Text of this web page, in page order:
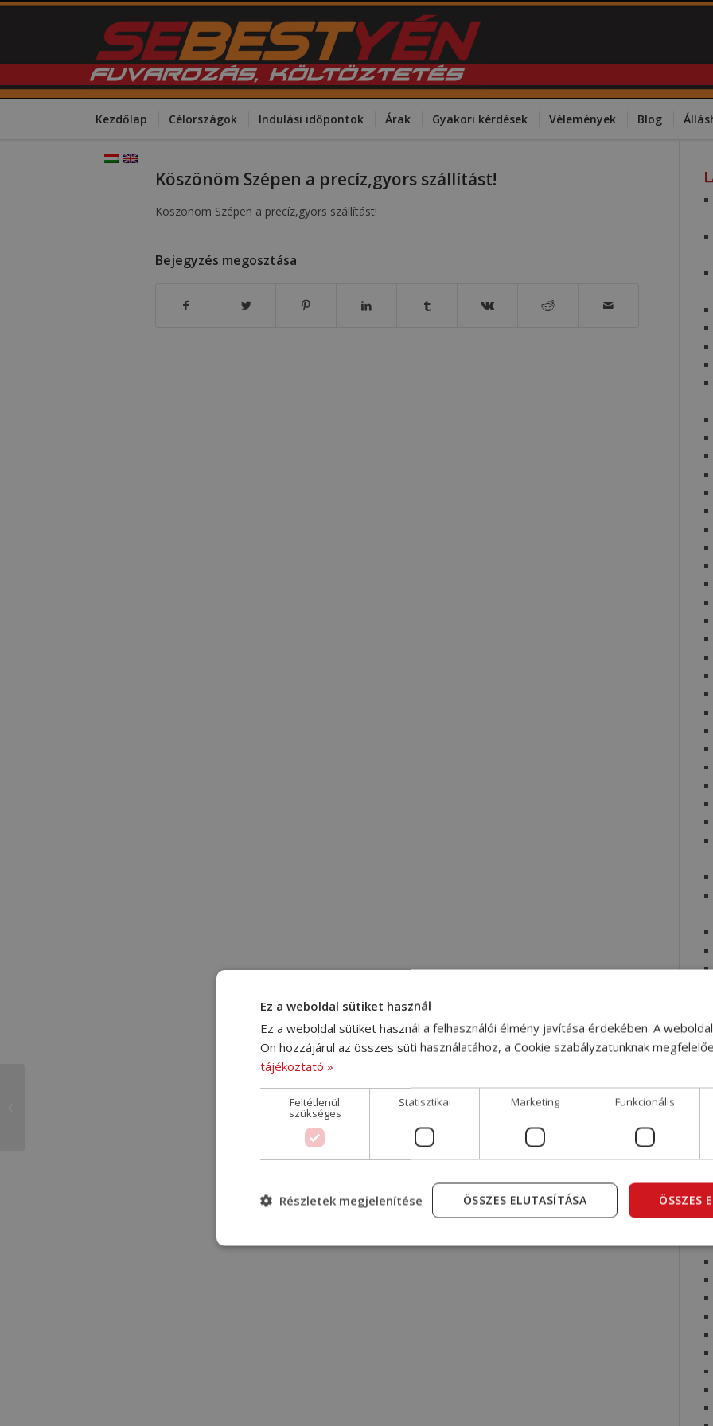
Kezdőlap Célországok Indulási időpontok Árak Gyakori kérdések Vélemények Blog
Köszönöm Szépen a precíz,gyors szállítást!
Köszönöm Szépen a precíz,gyors szállítást!
Bejegyzés megosztása
Ez a weboldal sütiket használ
Ez a weboldal sütiket használ a felhasználói élmény javítása érdekében. A
Ön hozzájárul az összes süti használatához, a Cookie szabályzatunknak
tájékoztató »
Feltétlenül
szükséges
Statisztikai Marketing Funkcionális
ÖSSZES
ÖSSZES ELUTASÍTÁSA
Részletek megjelenítése